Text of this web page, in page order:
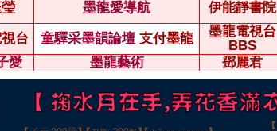
墨龍愛導航 伊能靜書院
台 童驛采墨韻論壇 支付墨龍
墨龍電視台
BBS
愛 墨龍藝術 鄧麗君